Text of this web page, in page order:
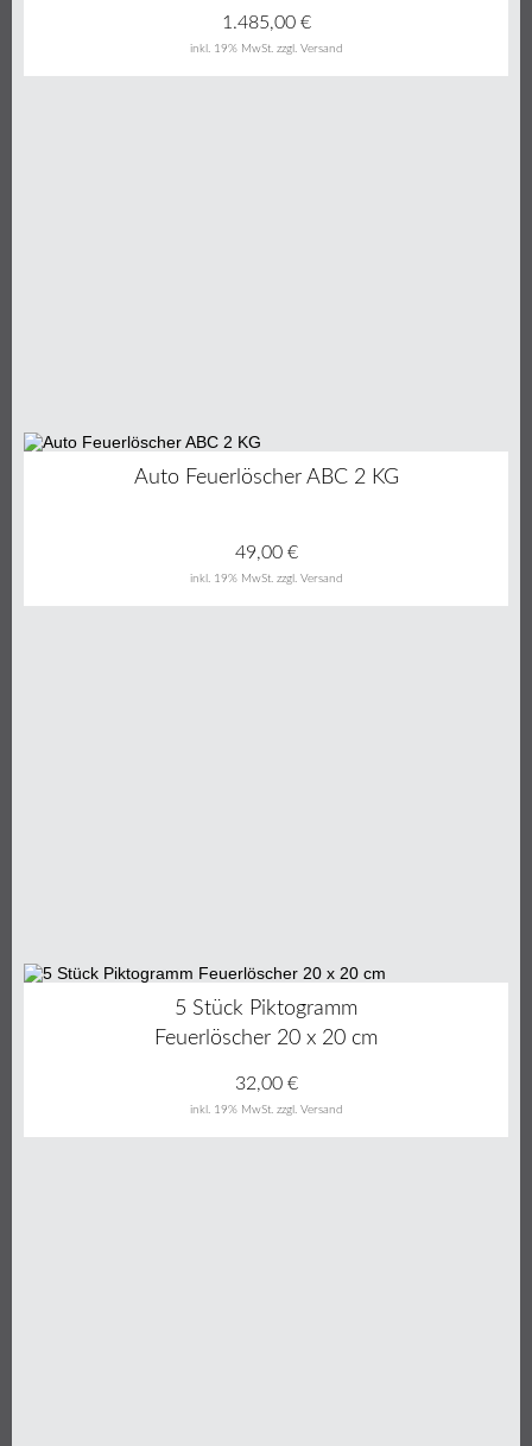
inkl. 19% MwSt. zzgl. Versand
1.485,00€
Auto Feuerlöscher ABC 2 KG
inkl. 19% MwSt. zzgl. Versand
49,00€
5 Stück Piktogramm
Feuerlöscher 20 x 20 cm
inkl. 19% MwSt. zzgl. Versand
32,00€